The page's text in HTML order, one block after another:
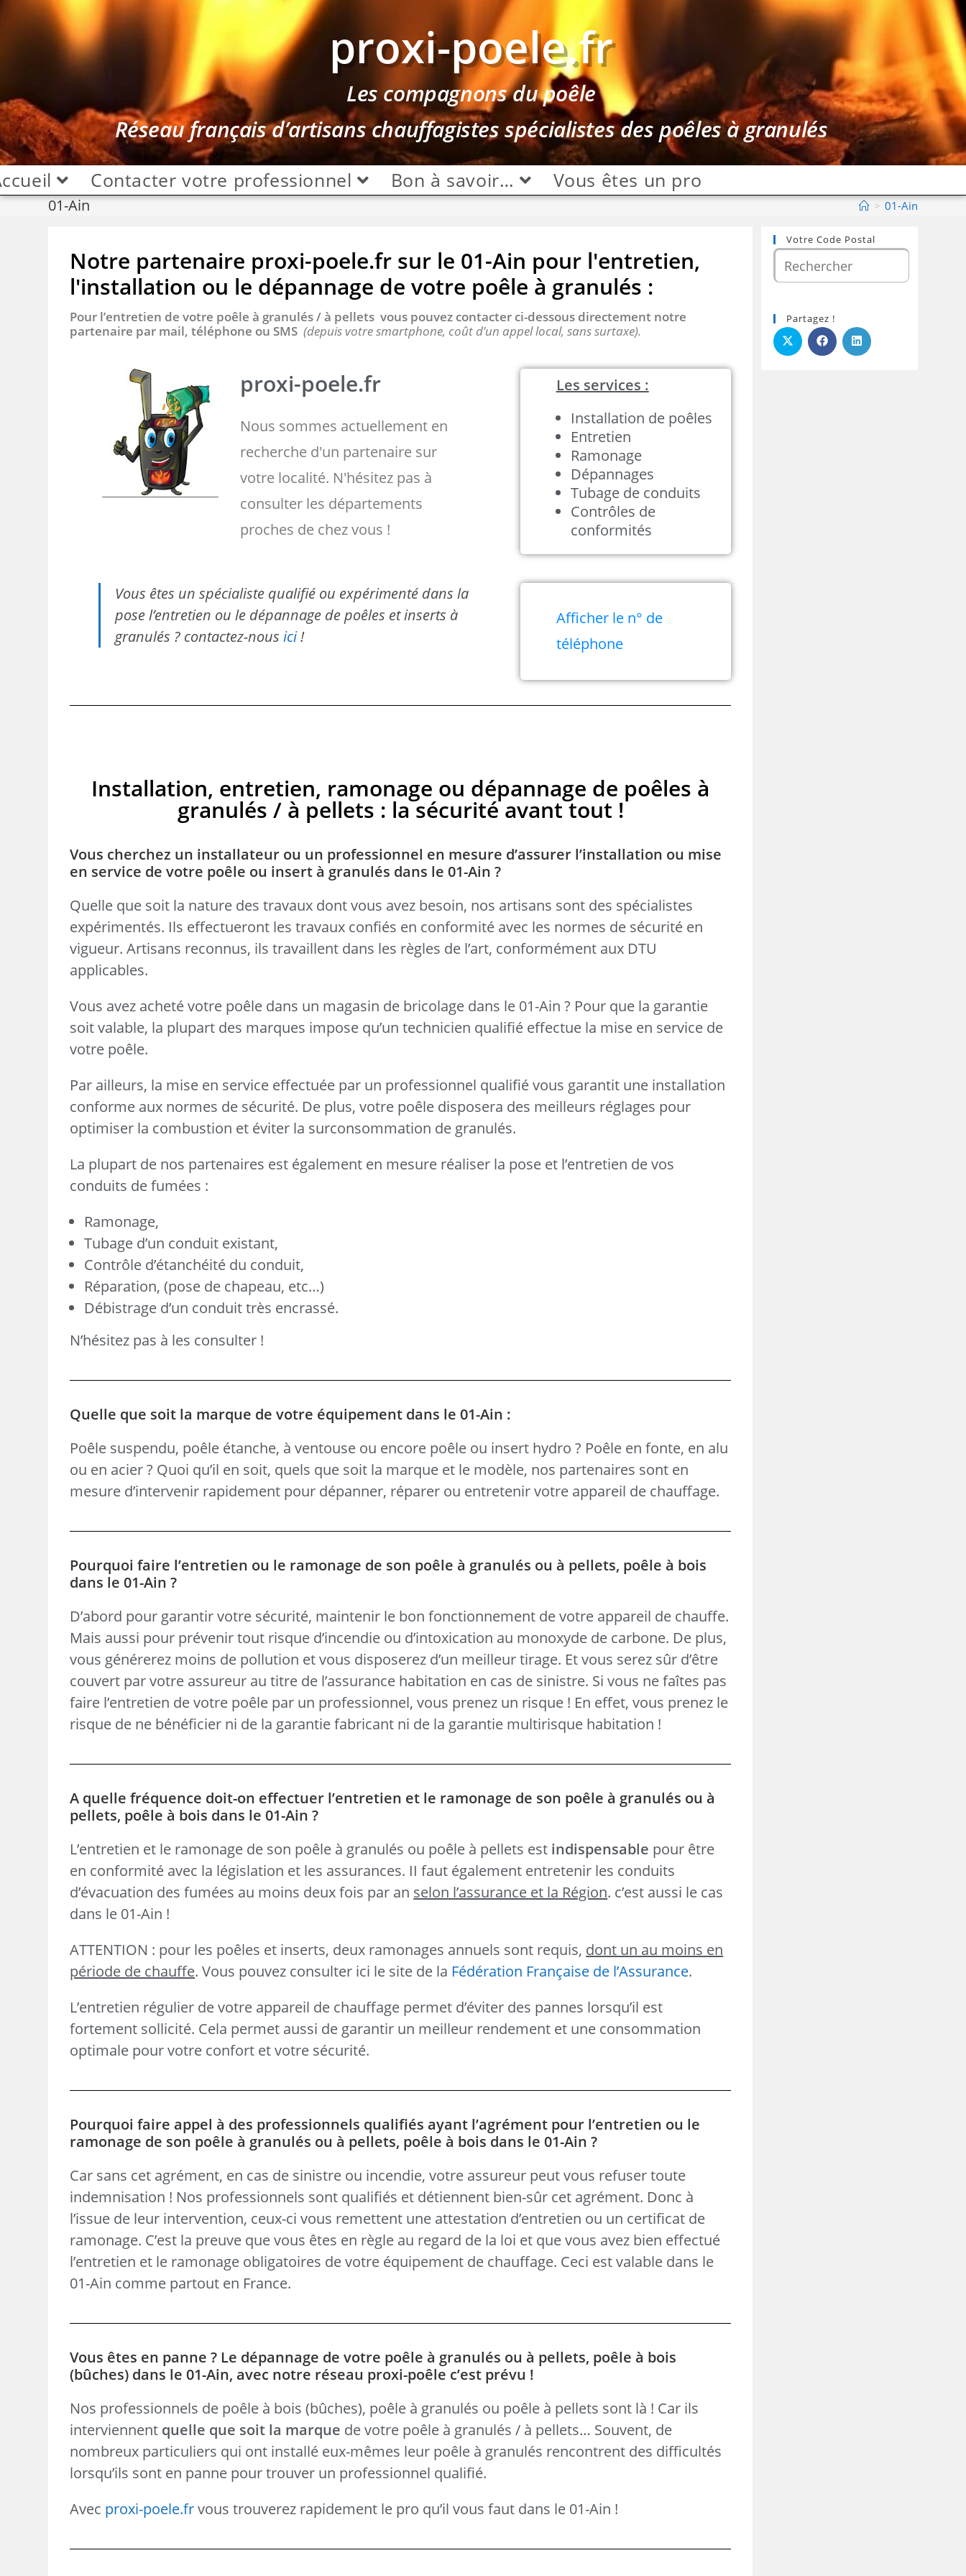
proxi-poele.fr
Les compagnons du poêle
Réseau français d’artisans chauffagistes spécialistes des poêles à granulés
Contacter votre professionnel Bon à savoir… Vous êtes un pro
01-Ain > 01-Ain
Notre partenaire proxi-poele.fr sur le 01-Ain pour l'entretien,
l'installation ou le dépannage de votre poêle à granulés :
Pour l’entretien de votre poêle à granulés / à pellets vous pouvez contacter ci-dessous directement notre
partenaire par mail, téléphone ou SMS(depuis votre smartphone, coût d’un appel local, sans surtaxe).
proxi-poele.fr
Nous sommes actuellement en
recherche d'un partenaire sur
votre localité. N'hésitez pas à
consulter les départements
proches de chez vous !
Les services :
Installation de poêles
Entretien
Ramonage
Dépannages
Tubage de conduits
Contrôles de
conformités
Vous êtes un spécialiste qualifié ou expérimenté dans la
pose l’entretien ou le dépannage de poêles et inserts à
granulés ? contactez-nousici!
Afficher le n° de
téléphone
Installation, entretien, ramonage ou dépannage de poêles à
granulés / à pellets : la sécurité avant tout !
Vous cherchez un installateur ou un professionnel en mesure d’assurer l’installation ou mise
en service de votre poêle ou insert à granulés dans le 01-Ain ?
Quelle que soit la nature des travaux dont vous avez besoin, nos artisans sont des spécialistes
expérimentés. Ils effectueront les travaux confiés en conformité avec les normes de sécurité en
vigueur. Artisans reconnus, ils travaillent dans les règles de l’art, conformément aux DTU
applicables.
Vous avez acheté votre poêle dans un magasin de bricolage dans le 01-Ain ? Pour que la garantie
soit valable, la plupart des marques impose qu’un technicien qualifié effectue la mise en service de
votre poêle.
Par ailleurs, la mise en service effectuée par un professionnel qualifié vous garantit une installation
conforme aux normes de sécurité. De plus, votre poêle disposera des meilleurs réglages pour
optimiser la combustion et éviter la surconsommation de granulés.
La plupart de nos partenaires est également en mesure réaliser la pose et l’entretien de vos
conduits de fumées :
Ramonage,
Tubage d’un conduit existant,
Contrôle d’étanchéité du conduit,
Réparation, (pose de chapeau, etc…)
Débistrage d’un conduit très encrassé.
N’hésitez pas à les consulter !
Quelle que soit la marque de votre équipement dans le 01-Ain :
Poêle suspendu, poêle étanche, à ventouse ou encore poêle ou insert hydro ? Poêle en fonte, en alu
ou en acier ? Quoi qu’il en soit, quels que soit la marque et le modèle, nos partenaires sont en
mesure d’intervenir rapidement pour dépanner, réparer ou entretenir votre appareil de chauffage.
Pourquoi faire l’entretien ou le ramonage de son poêle à granulés ou à pellets, poêle à bois
dans le 01-Ain ?
D’abord pour garantir votre sécurité, maintenir le bon fonctionnement de votre appareil de chauffe.
Mais aussi pour prévenir tout risque d’incendie ou d’intoxication au monoxyde de carbone. De plus,
vous générerez moins de pollution et vous disposerez d’un meilleur tirage. Et vous serez sûr d’être
couvert par votre assureur au titre de l’assurance habitation en cas de sinistre. Si vous ne faîtes pas
faire l’entretien de votre poêle par un professionnel, vous prenez un risque ! En effet, vous prenez le
risque de ne bénéficier ni de la garantie fabricant ni de la garantie multirisque habitation !
A quelle fréquence doit-on effectuer l’entretien et le ramonage de son poêle à granulés ou à
pellets, poêle à bois dans le 01-Ain ?
L’entretien et le ramonage de son poêle à granulés ou poêle à pellets est indispensable pour être
en conformité avec la législation et les assurances. II faut également entretenir les conduits
d’évacuation des fumées au moins deux fois par an selon l’assurance et la Région. c’est aussi le cas
dans le 01-Ain !
ATTENTION : pour les poêles et inserts, deux ramonages annuels sont requis, dont un au moins en
période de chauffe. Vous pouvez consulter ici le site de la Fédération Française de l’Assurance.
L’entretien régulier de votre appareil de chauffage permet d’éviter des pannes lorsqu’il est
fortement sollicité. Cela permet aussi de garantir un meilleur rendement et une consommation
optimale pour votre confort et votre sécurité.
Pourquoi faire appel à des professionnels qualifiés ayant l’agrément pour l’entretien ou le
ramonage de son poêle à granulés ou à pellets, poêle à bois dans le 01-Ain ?
Car sans cet agrément, en cas de sinistre ou incendie, votre assureur peut vous refuser toute
indemnisation ! Nos professionnels sont qualifiés et détiennent bien-sûr cet agrément. Donc à
l’issue de leur intervention, ceux-ci vous remettent une attestation d’entretien ou un certificat de
ramonage. C’est la preuve que vous êtes en règle au regard de la loi et que vous avez bien effectué
l’entretien et le ramonage obligatoires de votre équipement de chauffage. Ceci est valable dans le
01-Ain comme partout en France.
Vous êtes en panne ? Le dépannage de votre poêle à granulés ou à pellets, poêle à bois
(bûches) dans le 01-Ain, avec notre réseau proxi-poêle c’est prévu !
Nos professionnels de poêle à bois (bûches), poêle à granulés ou poêle à pellets sont là ! Car ils
interviennent quelle que soit la marque de votre poêle à granulés / à pellets… Souvent, de
nombreux particuliers qui ont installé eux-mêmes leur poêle à granulés rencontrent des difficultés
lorsqu’ils sont en panne pour trouver un professionnel qualifié.
Avec proxi-poele.frvous trouverez rapidement le pro qu’il vous faut dans le 01-Ain !
Votre Code Postal
Partagez !